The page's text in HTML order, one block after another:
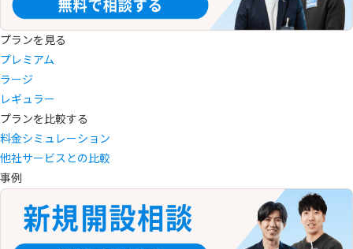
プランを見る
プレミアム
ラージ
レギュラー
プランを比較する
料金シミュレーション
他社サービスとの比較
事例